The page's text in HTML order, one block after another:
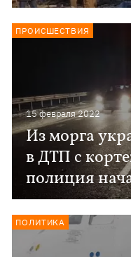
15 февраля 2022
Из морга
в ДТП с
полиция
ПРОИСШЕСТВИЯ
ПОЛИТИКА